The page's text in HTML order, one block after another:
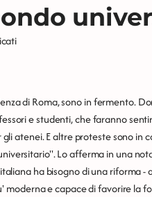
di Roma, sono in fermento.
e studenti, che faranno
atenei. E altre proteste sono in
Lo afferma in una
ha bisogno di una riforma -
e capace di favorire la